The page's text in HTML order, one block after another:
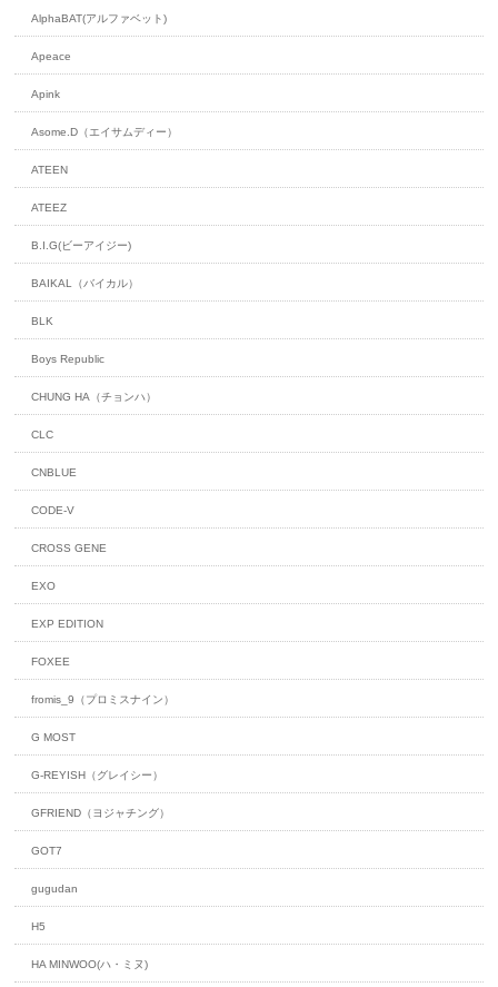
AlphaBAT(アルファベット)
Apeace
Apink
Asome.D（エイサムディー）
ATEEN
ATEEZ
B.I.G(ビーアイジー)
BAIKAL（バイカル）
BLK
Boys Republic
CHUNG HA（チョンハ）
CLC
CNBLUE
CODE-V
CROSS GENE
EXO
EXP EDITION
FOXEE
fromis_9（プロミスナイン）
G MOST
G-REYISH（グレイシー）
GFRIEND（ヨジャチング）
GOT7
gugudan
H5
HA MINWOO(ハ・ミヌ)